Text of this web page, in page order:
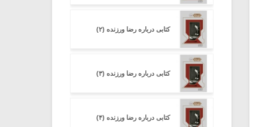
کتابی درباره رضا ورزنده (۲)
کتابی درباره رضا ورزنده (۳)
کتابی درباره رضا ورزنده (۴)